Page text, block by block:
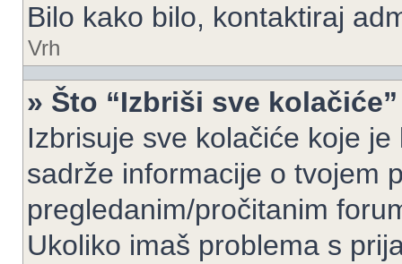
Bilo kako bilo, kontaktiraj
Vrh
» Što “Izbriši sve
Izbrisuje sve kolačiće koje
sadrže informacije o tvojem
pregledanim/pročitanim
Ukoliko imaš problema s